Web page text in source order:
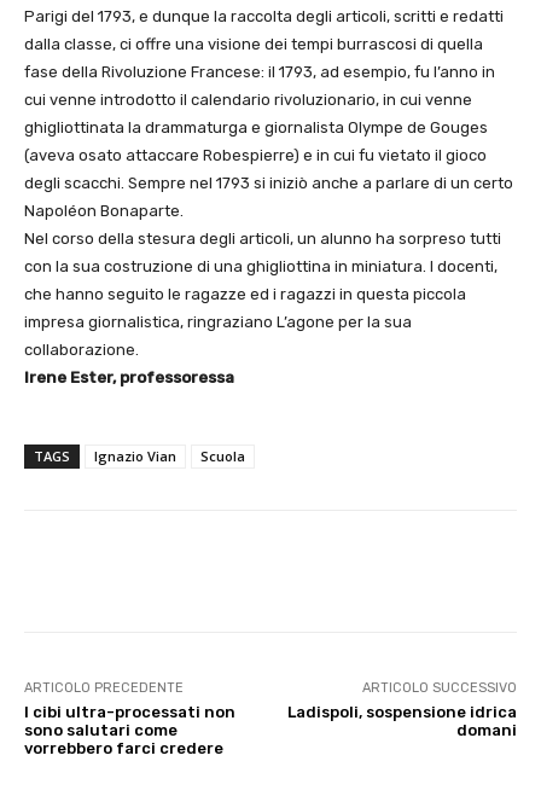
Parigi del 1793, e dunque la raccolta degli articoli, scritti e redatti
dalla classe, ci offre una visione dei tempi burrascosi di quella
fase della Rivoluzione Francese: il 1793, ad esempio, fu l’anno in
cui venne introdotto il calendario rivoluzionario, in cui venne
ghigliottinata la drammaturga e giornalista Olympe de Gouges
(aveva osato attaccare Robespierre) e in cui fu vietato il gioco
degli scacchi. Sempre nel 1793 si iniziò anche a parlare di un certo
Napoléon Bonaparte.
Nel corso della stesura degli articoli, un alunno ha sorpreso tutti
con la sua costruzione di una ghigliottina in miniatura. I docenti,
che hanno seguito le ragazze ed i ragazzi in questa piccola
impresa giornalistica, ringraziano L’agone per la sua
collaborazione.
Irene Ester, professoressa
TAGS Ignazio Vian Scuola
ARTICOLO PRECEDENTE
I cibi ultra-processati non
sono salutari come
vorrebbero farci credere
ARTICOLO SUCCESSIVO
Ladispoli, sospensione idrica
domani